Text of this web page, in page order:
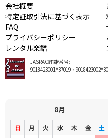
会社概要
特定証取引法に基づく表示
FAQ
プライバシーポリシー
レンタル楽譜
JASRAC許諾番号:
9018423001Y37019・
8月
日 月 火 水 木 金 土